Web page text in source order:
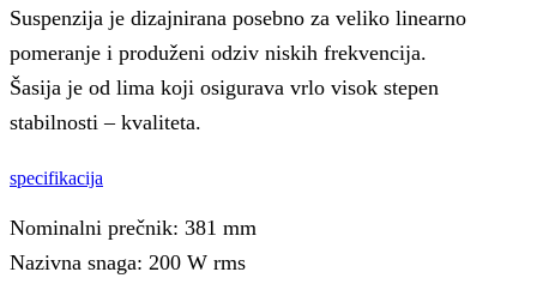
Suspenzija je dizajnirana posebno za veliko linearno
pomeranje i produženi odziv niskih frekvencija.
Šasija je od lima koji osigurava vrlo visok stepen
stabilnosti – kvaliteta.
specifikacija
Nominalni prečnik: 381 mm
Nazivna snaga: 200 W rms